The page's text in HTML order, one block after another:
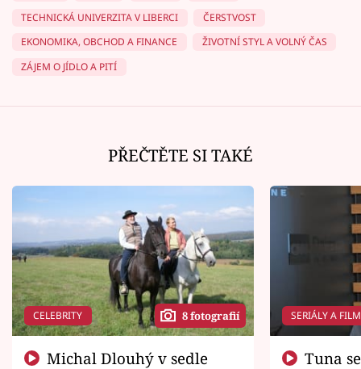
TECHNICKÁ UNIVERZITA V LIBERCI
ČERSTVOST
EKONOMIKA, OBCHOD A FINANCE
ŽIVOTNÍ STYL A VOLNÝ ČAS
ZÁJEM O JÍDLO A PITÍ
PŘEČTĚTE SI TAKÉ
CELEBRITY 8 fotografií SERIÁLY A